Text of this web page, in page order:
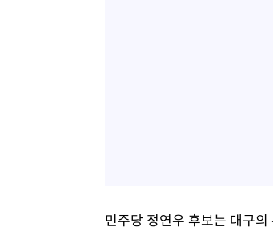
민주당 정연우 후보는 대구